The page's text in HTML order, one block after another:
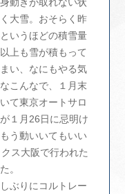
大雪。おそらく昨
いうほどの積雪量
上も雪が積もって
い、なにもやる気
こんなで、１月末
て東京オートサロ
１月26日に忌明け
う動いいてもいい
ス大阪で行われた
。
ぶりにコルトレー